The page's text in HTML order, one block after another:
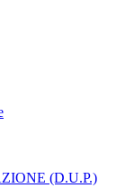
(D.U.P.)